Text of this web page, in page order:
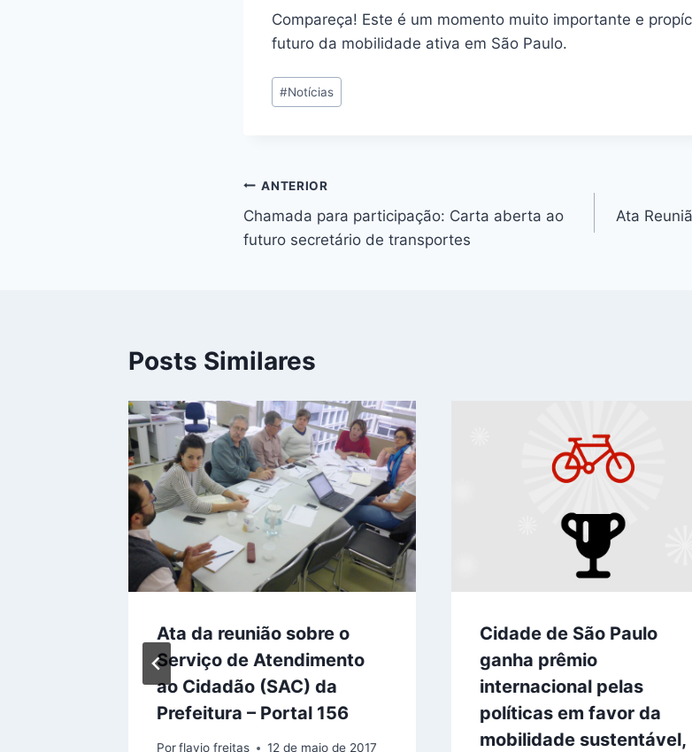
Compareça! Este é um momento muito importante e
futuro da mobilidade ativa em São Paulo.
Tags
do
#Notícias
Navegação
de
ANTERIOR
Chamada para participação: Carta aberta ao
futuro secretário de transportes
Ata
Posts Similares
Ata da reunião sobre o
Serviço de Atendimento
ao Cidadão (SAC) da
Prefeitura – Portal 156
Porflavio freitas 12 de maio de 2017
Cidade de São Paulo
ganha prêmio
internacional pelas
políticas em favor da
mobilidade sustentável,